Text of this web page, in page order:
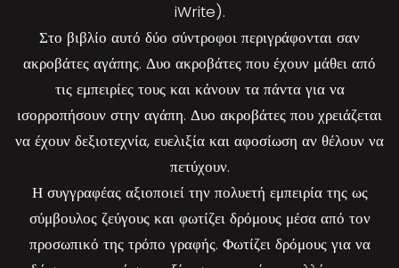
iWrite).
Στο βιβλίο αυτό δύο σύντροφοι περιγράφονται σαν
ακροβάτες αγάπης. Δυο ακροβάτες που έχουν μάθει από
τις εμπειρίες τους και κάνουν τα πάντα για να
ισορροπήσουν στην αγάπη. Δυο ακροβάτες που χρειάζεται
να έχουν δεξιοτεχνία, ευελιξία και αφοσίωση αν θέλουν να
πετύχουν.
Η συγγραφέας αξιοποιεί την πολυετή εμπειρία της ως
σύμβουλος ζεύγους και φωτίζει δρόμους μέσα από τον
προσωπικό της τρόπο γραφής. Φωτίζει δρόμους για να